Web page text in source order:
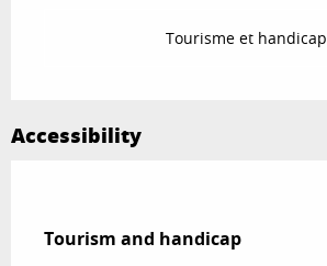
Tourisme et handicap
Accessibility
Tourism and handicap
Tourism and handicap